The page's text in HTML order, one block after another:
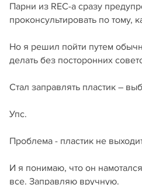
Парни из REC-а сразу
проконсультировать по тому,
Но я решил пойти путем
делать без посторонних
Стал заправлять пластик –
Упс.
Проблема - пластик не
И я понимаю, что он
все. Заправляю вручную.